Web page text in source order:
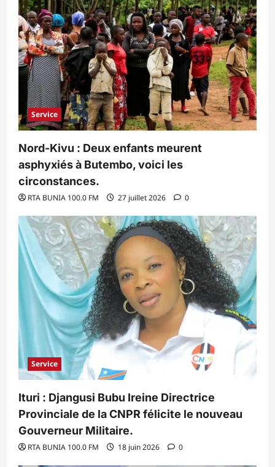
Service
Nord-Kivu : Deux enfants meurent
asphyxiés à Butembo, voici les
circonstances.
RTA BUNIA 100.0 FM 27 juillet 2026 0
Service
Ituri : Djangusi Bubu Ireine Directrice
Provinciale de la CNPR félicite le nouveau
Gouverneur Militaire.
RTA BUNIA 100.0 FM 18 juin 2026 0